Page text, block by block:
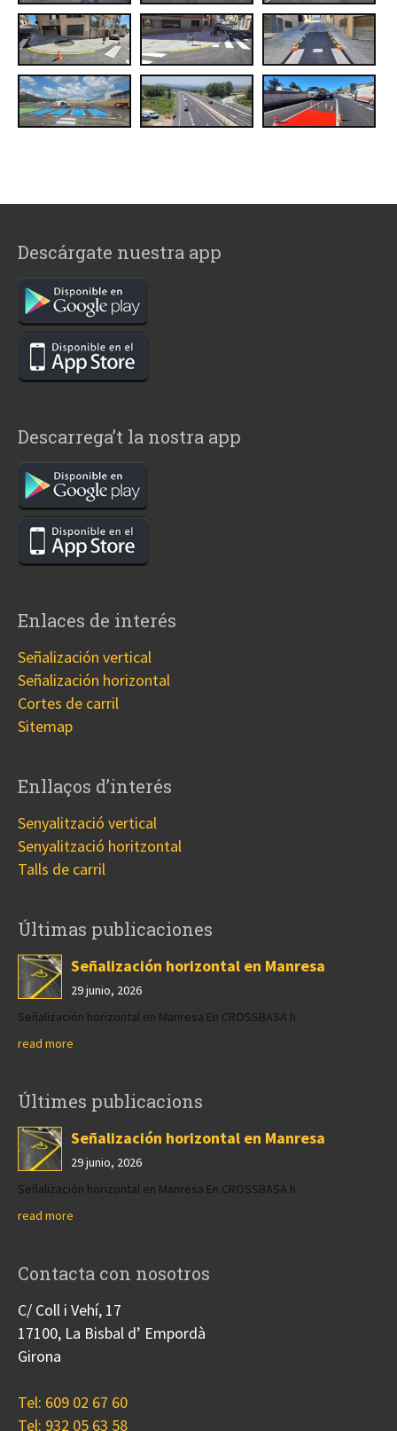
Descárgate nuestra app
Descarrega’t la nostra app
Enlaces de interés
Señalización vertical
Señalización horizontal
Cortes de carril
Sitemap
Enllaços d’interés
Senyalització vertical
Senyalització horitzontal
Talls de carril
Últimas publicaciones
Señalización horizontal en Manresa
29 junio, 2026
Señalización horizontal en Manresa En CROSSBASA h
read more
Últimes publicacions
Señalización horizontal en Manresa
29 junio, 2026
Señalización horizontal en Manresa En CROSSBASA h
read more
Contacta con nosotros
C/ Coll i Vehí, 17
17100, La Bisbal d’ Empordà
Girona
Tel: 609 02 67 60
Tel: 932 05 63 58